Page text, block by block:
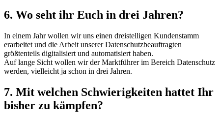
6. Wo seht ihr Euch in drei Jahren?
In einem Jahr wollen wir uns einen dreistelligen Kundenstamm
erarbeitet und die Arbeit unserer Datenschutzbeauftragten
größtenteils digitalisiert und automatisiert haben.
Auf lange Sicht wollen wir der Marktführer im Bereich Datenschutz
werden, vielleicht ja schon in drei Jahren.
7. Mit welchen Schwierigkeiten hattet Ihr
bisher zu kämpfen?